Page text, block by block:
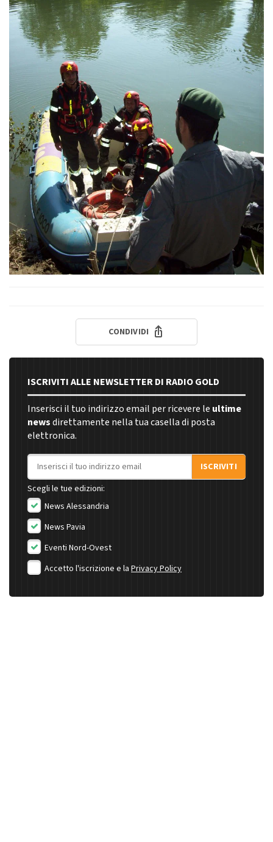
CONDIVIDI
ISCRIVITI ALLE NEWSLETTER DI RADIO GOLD
Inserisci il tuo indirizzo email per ricevere le ultime
newsdirettamente nella tua casella di posta
elettronica.
Indirizzo email
ISCRIVITI
Scegli le tue edizioni:
News Alessandria
News Pavia
Eventi Nord-Ovest
Accetto l'iscrizione e la Privacy Policy